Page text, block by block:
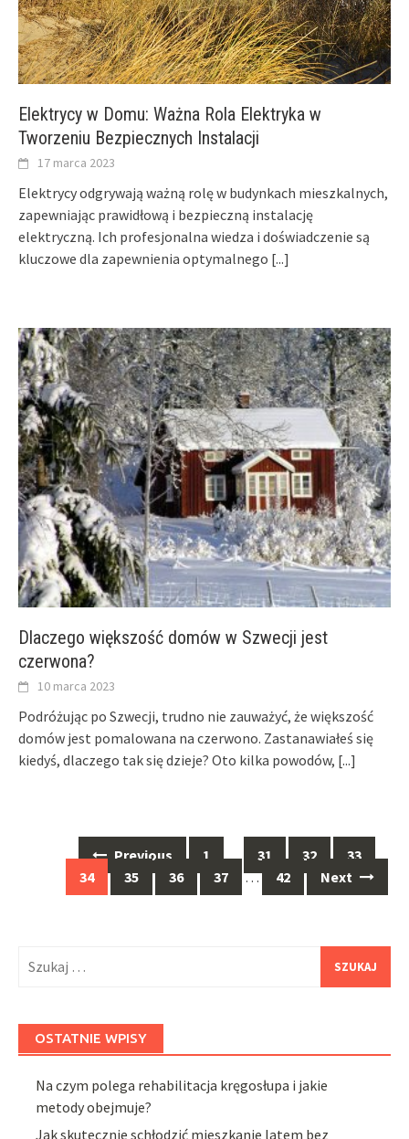
Elektrycy w Domu: Ważna Rola Elektryka w
Tworzeniu Bezpiecznych Instalacji
17 marca 2023
Elektrycy odgrywają ważną rolę w budynkach mieszkalnych,
zapewniając prawidłową i bezpieczną instalację
elektryczną. Ich profesjonalna wiedza i doświadczenie są
kluczowe dla zapewnienia optymalnego [...]
Dlaczego większość domów w Szwecji jest
czerwona?
10 marca 2023
Podróżując po Szwecji, trudno nie zauważyć, że większość
domów jest pomalowana na czerwono. Zastanawiałeś się
kiedyś, dlaczego tak się dzieje? Oto kilka powodów, [...]
navigation
Previous 1 … 31 32
33
34
35 36 37 … 42 Next
OSTATNIE WPISY
Na czym polega rehabilitacja kręgosłupa i jakie
metody obejmuje?
Jak skutecznie schłodzić mieszkanie latem bez